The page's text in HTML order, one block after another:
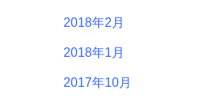
2018年2月
2018年1月
2017年10月